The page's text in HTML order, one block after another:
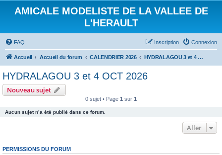
AMICALE MODELISTE DE LA VALLEE DE
L'HERAULT
FAQ Connexion
Inscription
Accueil Accueil du forum CALENDRIER 2026 HYDRALAGOU 3 et 4 OCT 2026
HYDRALAGOU 3 et 4 OCT 2026
Nouveau sujet
0 sujet • Page 1 sur 1
Aucun sujet n’a été publié dans ce forum.
Aller
PERMISSIONS DU FORUM